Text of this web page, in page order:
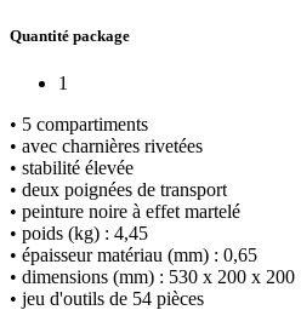
Quantité package
1
• 5 compartiments
• avec charnières rivetées
• stabilité élevée
• deux poignées de transport
• peinture noire à effet martelé
• poids (kg) : 4,45
• épaisseur matériau (mm) : 0,65
• dimensions (mm) : 530 x 200 x 200
• jeu d'outils de 54 pièces